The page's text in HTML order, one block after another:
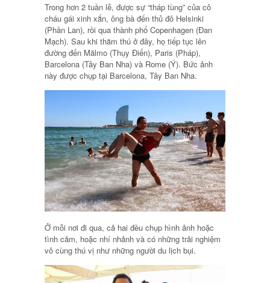
Trong hơn 2 tuần lễ, được sự “tháp tùng” của cô
cháu gái xinh xắn, ông bà đến thủ đô Helsinki
(Phần Lan), rồi qua thành phố Copenhagen (Đan
Mạch). Sau khi thăm thú ở đây, họ tiếp tục lên
đường đến Mälmo (Thụy Điển), Paris (Pháp),
Barcelona (Tây Ban Nha) và Rome (Ý). Bức ảnh
này được chụp tại Barcelona, Tây Ban Nha.
Ở mỗi nơi đi qua, cả hai đều chụp hình ảnh hoặc
tình cảm, hoặc nhí nhảnh và có những trải nghiệm
vô cùng thú vị như những người du lịch bụi.